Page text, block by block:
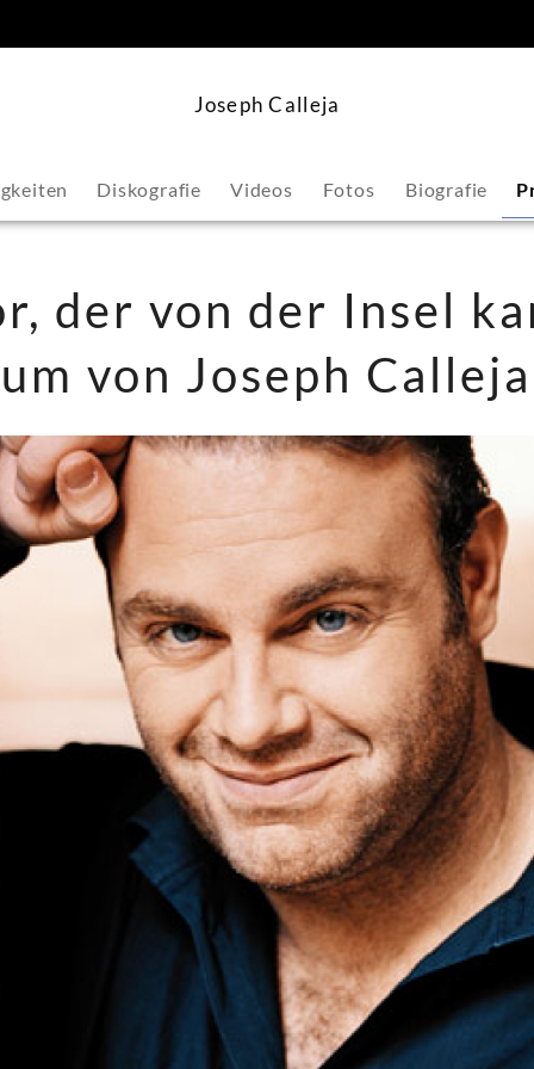
Joseph Calleja
Diskografie Videos Fotos Biografie
der von der Insel
von Joseph Calleja